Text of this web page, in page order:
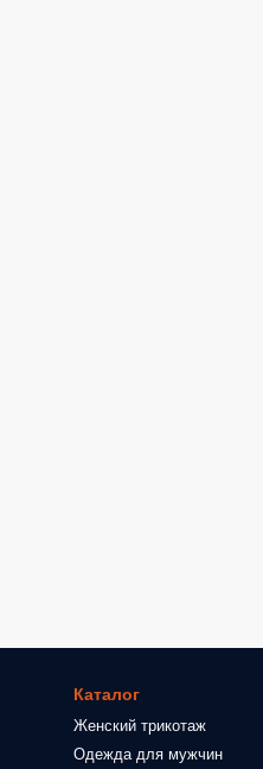
Каталог
Женский трикотаж
Одежда для мужчин